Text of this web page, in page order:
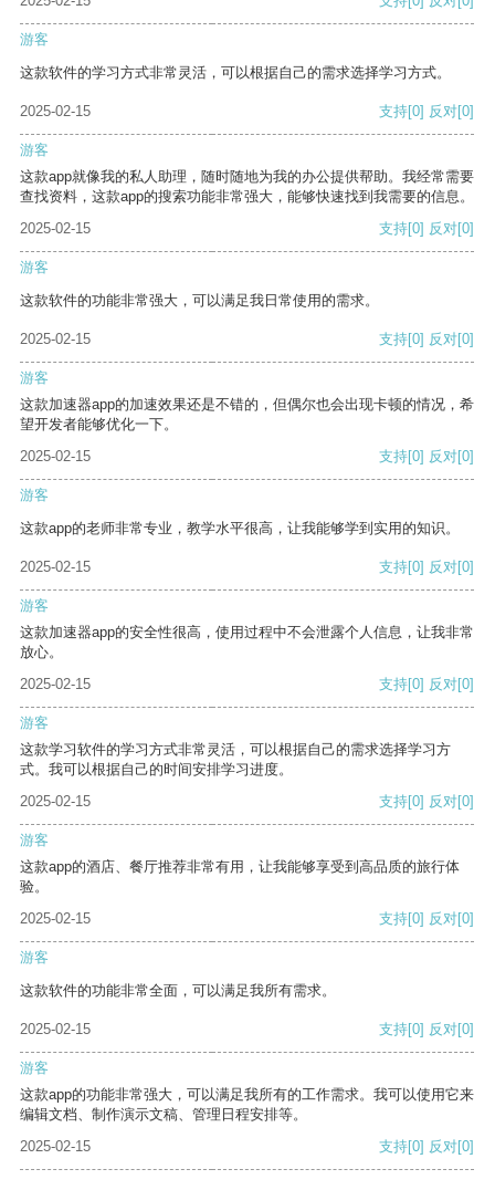
游客
这款软件的学习方式非常灵活，可以根据自己的需求选择学习方式。
2025-02-15 支持[0] 反对[0]
游客
这款app就像我的私人助理，随时随地为我的办公提供帮助。我经常需要
查找资料，这款app的搜索功能非常强大，能够快速找到我需要的信息。
2025-02-15
支持[0] 反对[0]
游客
这款软件的功能非常强大，可以满足我日常使用的需求。
2025-02-15 支持[0] 反对[0]
游客
这款加速器app的加速效果还是不错的，但偶尔也会出现卡顿的情况，希
望开发者能够优化一下。
2025-02-15
支持[0] 反对[0]
游客
这款app的老师非常专业，教学水平很高，让我能够学到实用的知识。
2025-02-15 支持[0] 反对[0]
游客
这款加速器app的安全性很高，使用过程中不会泄露个人信息，让我非常
放心。
2025-02-15
支持[0] 反对[0]
游客
这款学习软件的学习方式非常灵活，可以根据自己的需求选择学习方
式。我可以根据自己的时间安排学习进度。
2025-02-15
支持[0] 反对[0]
游客
这款app的酒店、餐厅推荐非常有用，让我能够享受到高品质的旅行体
验。
2025-02-15
支持[0] 反对[0]
游客
这款软件的功能非常全面，可以满足我所有需求。
2025-02-15 支持[0] 反对[0]
游客
这款app的功能非常强大，可以满足我所有的工作需求。我可以使用它来
编辑文档、制作演示文稿、管理日程安排等。
2025-02-15
支持[0] 反对[0]